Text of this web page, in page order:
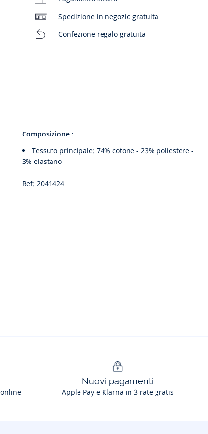
Spedizione in negozio gratuita
Confezione regalo gratuita
Composizione :
Tessuto principale: 74% cotone - 23% poliestere -
3% elastano
Ref: 2041424
Nuovi pagamenti
Apple Pay e Klarna in 3 rate gratis